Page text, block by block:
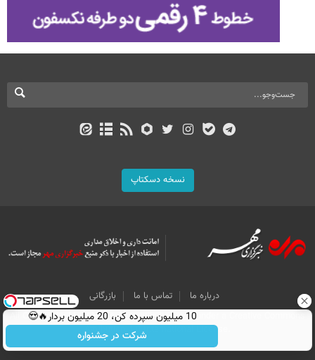
نسخه دسکتاپ
درباره ما تماس با ما
بازرگانی
All Content by Mehr News Agency is licensed under a Creative Commons
Attribution 4.0 International License.
10 میلیون سپرده کن، 20 میلیون بردار🔥😍
شرکت در جشنواره